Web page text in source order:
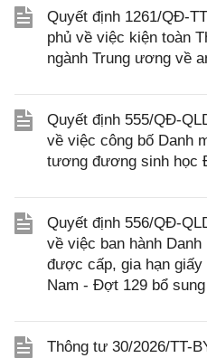
Quyết định 1261/QĐ-
phủ về việc kiện toàn
ngành Trung ương về
Quyết định 555/QĐ-
về việc công bố Danh
tương đương sinh học
Quyết định 556/QĐ-
về việc ban hành
được cấp, gia hạn
Nam - Đợt 129 bổ sung
Thông tư 30/2026/TT-